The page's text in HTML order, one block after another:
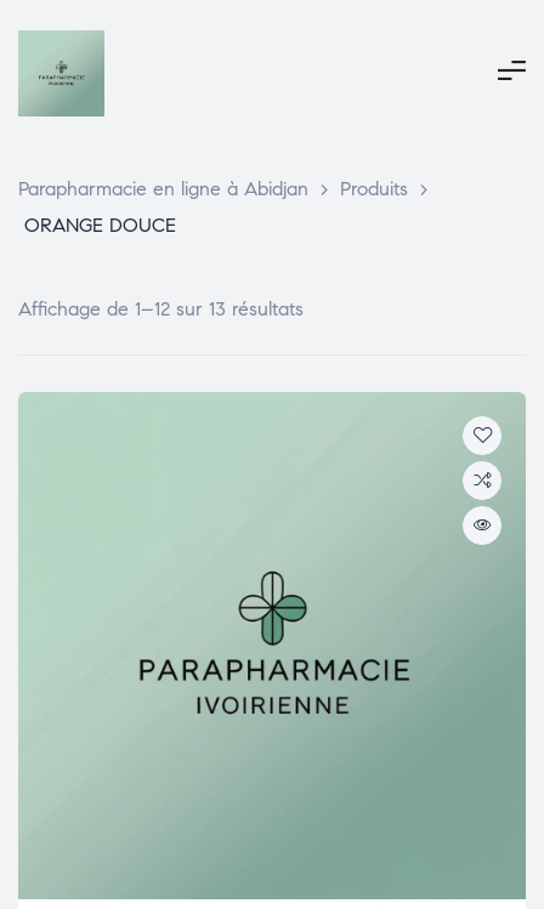
Parapharmacie en ligne à Abidjan > Produits
>
ORANGE DOUCE
Affichage de 1–12 sur 13 résultats